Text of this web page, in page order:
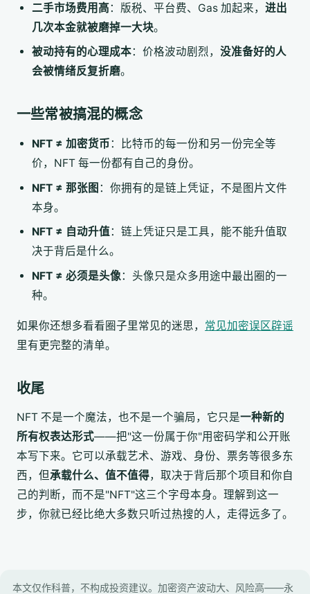
二手市场费用高：版税、平台费、Gas 加起来， 进出
几次本金就被磨掉一大块。
被动持有的心理成本：价格波动剧烈， 没准备好的人
会被情绪反复折磨。
一些常被搞混的概念
NFT ≠ 加密货币：比特币的每一份和另一份完全等
价，NFT 每一份都有自己的身份。
NFT ≠ 那张图 ：你拥有的是链上凭证，不是图片文件
本身。
NFT ≠ 自动升值：链上凭证只是工具，能不能升值取
决于背后是什么。
NFT ≠ 必须是头像：头像只是众多用途中最出圈的一
种。
如果你还想多看看圈子里常见的迷思， 常见加密误区辟谣
里有更完整的清单。
收尾
NFT 不是一个魔法，也不是一个骗局，它只是一种新的
所有权表达形式——把"这一份属于你"用密码学和公开账
本写下来。它可以承载艺术、游戏、身份、票务等很多东
西，但承载什么、值不值得，取决于背后那个项目和你自
己的判断，而不是"NFT"这三个字母本身。理解到这一
步，你就已经比绝大多数只听过热搜的人，走得远多了。
本文仅作科普，不构成投资建议。加密资产波动大、风险高——永